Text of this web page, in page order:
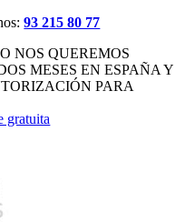
93 215 80 77
NOS QUEREMOS
MESES EN ESPAÑA Y
PARA
gratuita